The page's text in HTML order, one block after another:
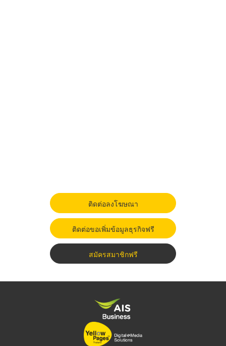
ติดต่อลงโฆษณา
ติดต่อขอเพิ่มข้อมูลธุรกิจฟรี
สมัครสมาชิกฟรี